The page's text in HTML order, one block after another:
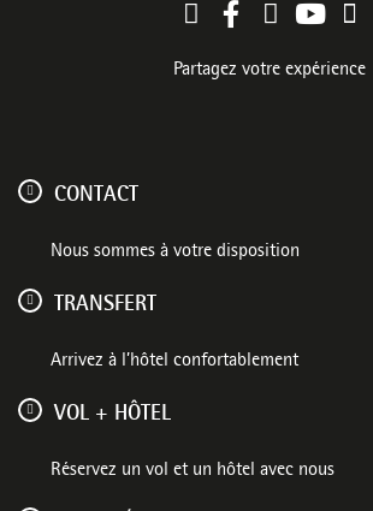
Partagez votre expérience
CONTACT
Nous sommes à votre disposition
TRANSFERT
Arrivez à l’hôtel confortablement
VOL + HÔTEL
Réservez un vol et un hôtel avec nous